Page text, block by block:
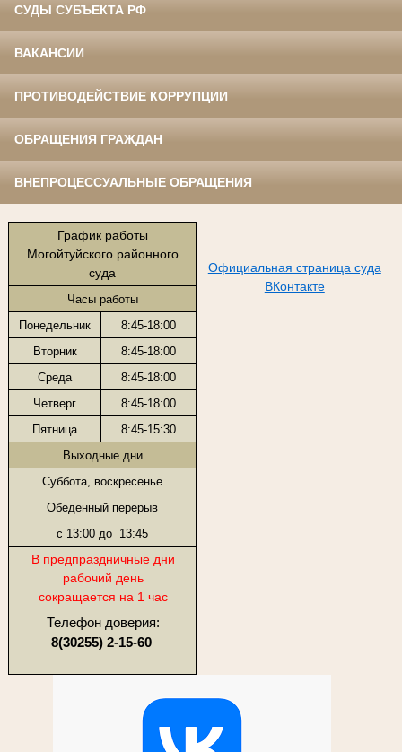
СУДЫ СУБЪЕКТА РФ
ВАКАНСИИ
ПРОТИВОДЕЙСТВИЕ КОРРУПЦИИ
ОБРАЩЕНИЯ ГРАЖДАН
ВНЕПРОЦЕССУАЛЬНЫЕ ОБРАЩЕНИЯ
График работы
Могойтуйского районного
суда
Часы работы
Понедельник
8:45-18:00
Вторник
8:45-18:00
Среда
8:45-18:00
Четверг
8:45-18:00
Пятница
8:45-15:30
Выходные дни
Суббота, воскресенье
Обеденный перерыв
с 13:00 до 13:45
В предпраздничные дни
рабочий день
сокращается на 1 час
Телефон доверия:
8(30255) 2-15-60
Официальная страница суда
ВКонтакте